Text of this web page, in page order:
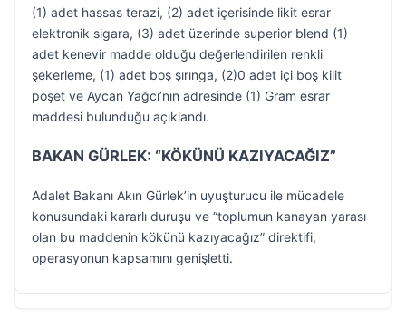
(1) adet hassas terazi, (2) adet içerisinde likit esrar
elektronik sigara, (3) adet üzerinde superior blend (1)
adet kenevir madde olduğu değerlendirilen renkli
şekerleme, (1) adet boş şırınga, (2)0 adet içi boş kilit
poşet ve Aycan Yağcı’nın adresinde (1) Gram esrar
maddesi bulunduğu açıklandı.
BAKAN GÜRLEK: “KÖKÜNÜ KAZIYACAĞIZ”
Adalet Bakanı Akın Gürlek’in uyuşturucu ile mücadele
konusundaki kararlı duruşu ve “toplumun kanayan yarası
olan bu maddenin kökünü kazıyacağız” direktifi,
operasyonun kapsamını genişletti.